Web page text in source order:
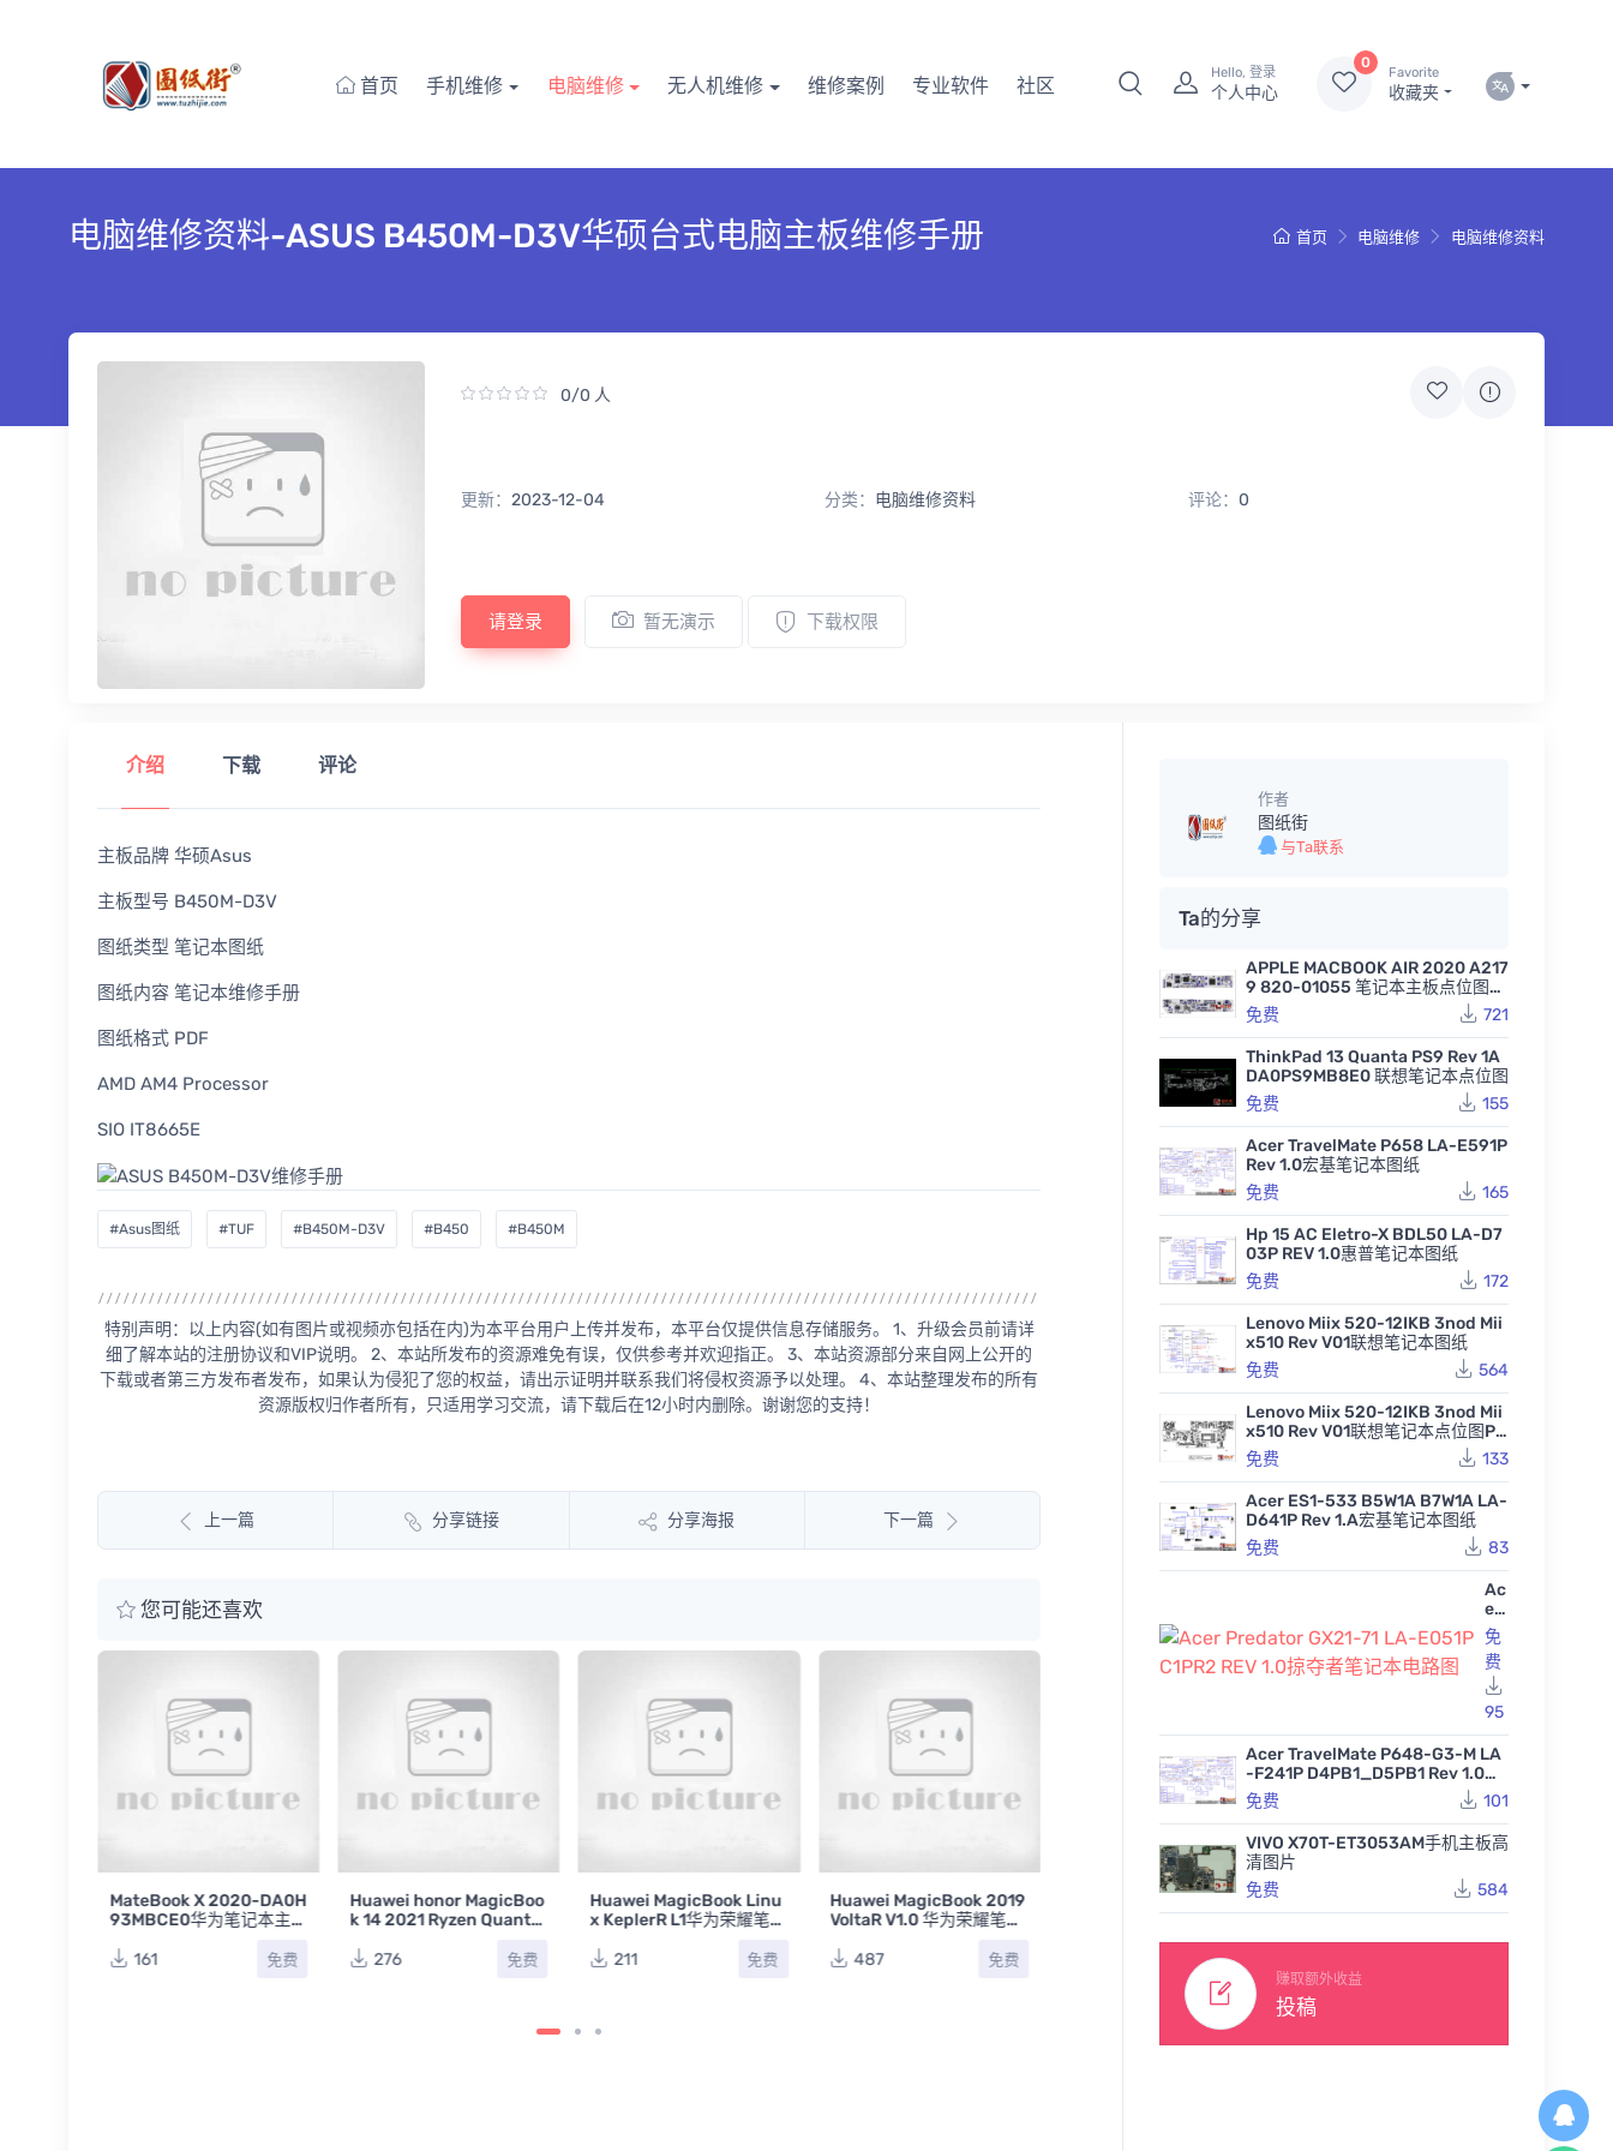
首页 手机维修 电脑维修 无人机维修 维修案例 专业软件 社区
Hello, 登录
个人中心
0
Favorite
收藏夹
首页 电脑维修 电脑维修资料
电脑维修资料-ASUS B450M-D3V华硕台式电脑主板维修手册
0/0 人
更新： 2023-12-04 分类： 电脑维修资料 评论： 0
请登录 暂无演示 下载权限
介绍 下载 评论
主板品牌 华硕Asus
主板型号 B450M-D3V
图纸类型 笔记本图纸
图纸内容 笔记本维修手册
图纸格式 PDF
AMD AM4 Processor
SIO IT8665E
#Asus图纸 #TUF #B450M-D3V #B450 #B450M
特别声明：以上内容(如有图片或视频亦包括在内)为本平台用户上传并发布，本平台仅提供信息存储服务。 1、升级会员前请详
细了解本站的注册协议和VIP说明。 2、本站所发布的资源难免有误，仅供参考并欢迎指正。 3、本站资源部分来自网上公开的
下载或者第三方发布者发布，如果认为侵犯了您的权益，请出示证明并联系我们将侵权资源予以处理。 4、本站整理发布的所有
资源版权归作者所有，只适用学习交流，请下载后在12小时内删除。谢谢您的支持！
上一篇 分享链接 分享海报 下一篇
您可能还喜欢
MateBook X 2020-DA0H
93MBCE0华为笔记本主板
161
免费
Huawei honor MagicBoo
k 14 2021 Ryzen Quanta
EV：B华为荣耀笔记本主
276 免费
Huawei MagicBook Linu
x KeplerR L1华为荣耀笔记
211
免费
Huawei MagicBook 2019
VoltaR V1.0 华为荣耀笔记
487
免费
电脑维修资料下载-华为M
ateBook X Pro 2020-SP1
MACHCM时序图
免费
Matebook X Pro 2019(Ma
ch R) L1 L3 华为笔记本维
299
免费
作者
图纸街
与Ta联系
Ta的分享
APPLE MACBOOK AIR 2020 A217
9 820-01055 笔记本主板点位图B
VR
免费 721
ThinkPad 13 Quanta PS9 Rev 1A
DA0PS9MB8E0 联想笔记本点位图
免费
155
Acer TravelMate P658 LA-E591P
Rev 1.0宏基笔记本图纸
免费
165
Hp 15 AC Eletro-X BDL50 LA-D7
03P REV 1.0惠普笔记本图纸
免费
172
Lenovo Miix 520-12IKB 3nod Mii
x510 Rev V01联想笔记本图纸
免费
564
Lenovo Miix 520-12IKB 3nod Mii
x510 Rev V01联想笔记本点位图PD
F
免费 133
Acer ES1-533 B5W1A B7W1A LA-
D641P Rev 1.A宏基笔记本图纸
免费
83
Ac
er
Pr
ed
at
or
GX
21
-7
1 L
A-
E0
51
P
2
RE
记
免
费
95
Acer TravelMate P648-G3-M LA
-F241P D4PB1_D5PB1 Rev 1.0宏
基笔记本图纸
免费 101
VIVO X70T-ET3053AM手机主板高
清图片
免费
584
赚取额外收益
投稿